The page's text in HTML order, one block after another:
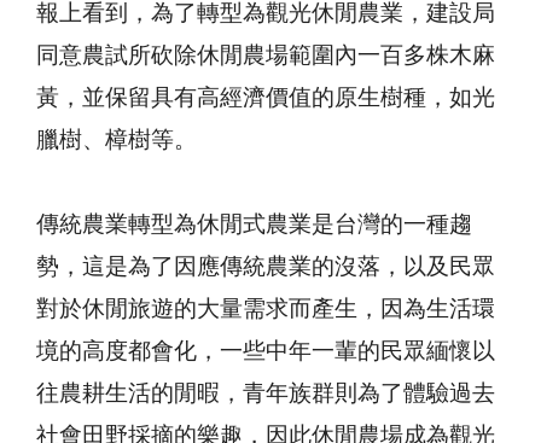
報上看到，為了轉型為觀光休閒農業，建設局
同意農試所砍除休閒農場範圍內一百多株木麻
黃，並保留具有高經濟價值的原生樹種，如光
臘樹、樟樹等。
傳統農業轉型為休閒式農業是台灣的一種趨
勢，這是為了因應傳統農業的沒落，以及民眾
對於休閒旅遊的大量需求而產生，因為生活環
境的高度都會化，一些中年一輩的民眾緬懷以
往農耕生活的閒暇，青年族群則為了體驗過去
社會田野採摘的樂趣，因此休閒農場成為觀光